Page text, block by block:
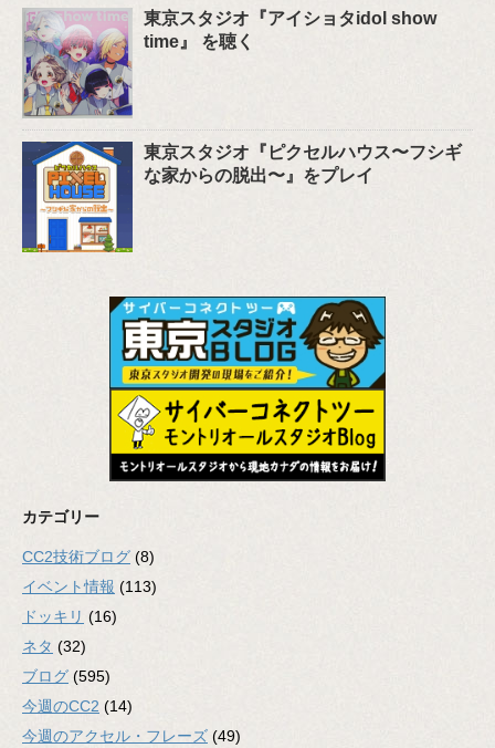
東京スタジオ『アイショタidol show
time』 を聴く
東京スタジオ『ピクセルハウス〜フシギ
な家からの脱出〜』をプレイ
カテゴリー
CC2技術ブログ (8)
イベント情報 (113)
ドッキリ (16)
ネタ (32)
ブログ (595)
今週のCC2 (14)
今週のアクセル・フレーズ (49)